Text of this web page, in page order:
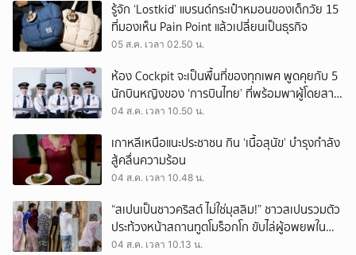
รู้จัก ‘Lostkid’ แบรนด์กระเป๋าหมอนของเด็กวัย 15
ที่มองเห็น Pain Point แล้วเปลี่ยนเป็นธุรกิจ
05 ส.ค. เวลา 02.50 น.
ห้อง Cockpit จะเป็นพื้นที่ของทุกเพศ พูดคุยกับ 5
นักบินหญิงของ ‘การบินไทย’ ที่พร้อมพาผู้โดยสาร
บินไปทั่วโลก
04 ส.ค. เวลา 10.50 น.
เกาหลีเหนือแนะประชาชน กิน ‘เนื้อสุนัข’ บำรุงกำลัง
สู้คลื่นความร้อน
04 ส.ค. เวลา 10.48 น.
“สเปนเป็นชาวคริสต์ ไม่ใช่มุสลิม!” ชาวสเปนรวมตัว
ประท้วงหน้าสถานทูตโมร็อกโก ขับไล่ผู้อพยพใน
เมืองเซวตาออกนอกประเทศ
04 ส.ค. เวลา 10.13 น.